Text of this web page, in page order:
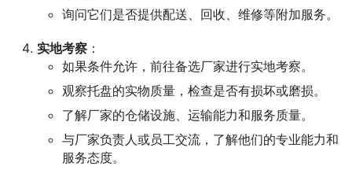
询问它们是否提供配送、回收、维修等附加服务。
实地考察 ：
如果条件允许，前往备选厂家进行实地考察。
观察托盘的实物质量，检查是否有损坏或磨损。
了解厂家的仓储设施、运输能力和服务质量。
与厂家负责人或员工交流，了解他们的专业能力和
服务态度。